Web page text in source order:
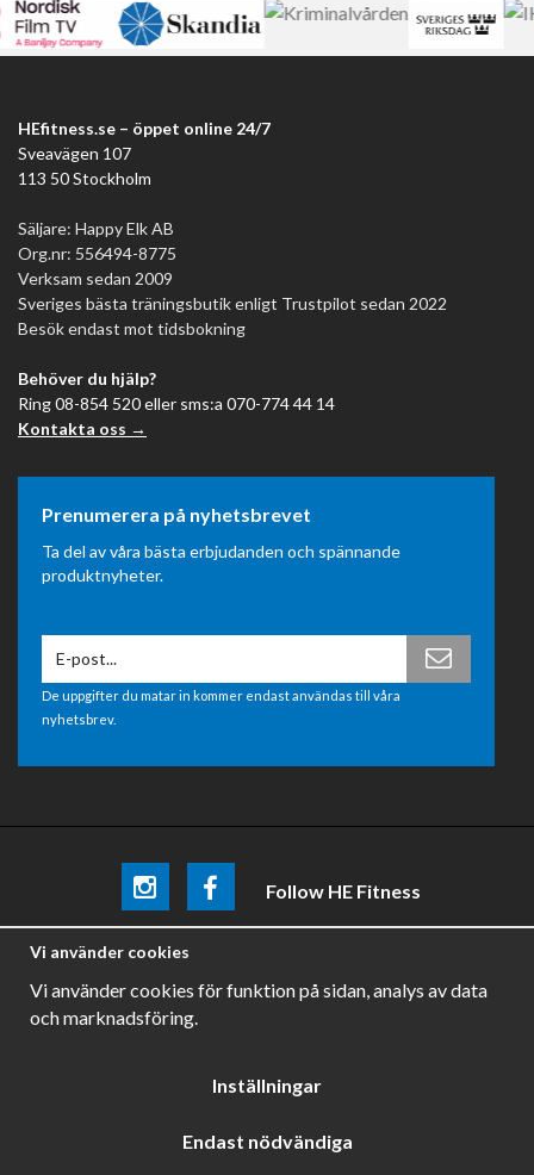
HEfitness.se – öppet online 24/7
Sveavägen 107
113 50 Stockholm
Säljare: Happy Elk AB
Org.nr: 556494-8775
Verksam sedan 2009
Sveriges bästa träningsbutik enligt Trustpilot sedan 2022
Besök endast mot tidsbokning
Behöver du hjälp?
Ring 08-854 520 eller sms:a 070-774 44 14
Kontakta oss →
Prenumerera på nyhetsbrevet
Ta del av våra bästa erbjudanden och spännande
produktnyheter.
De uppgifter du matar in kommer endast användas till våra
nyhetsbrev.
Follow HE Fitness
Be the firstto know aboutpromotions, news and training
Vi använder cookies
Vi använder cookies för funktion på sidan, analys av data
och marknadsföring.
Inställningar
Endast nödvändiga